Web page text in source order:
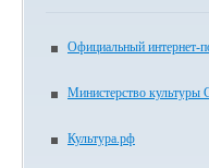
Официальный интернет-
Министерство культуры
Культура.рф